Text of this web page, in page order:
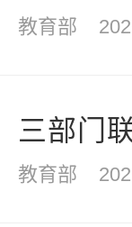
教育部
三部门
教育部